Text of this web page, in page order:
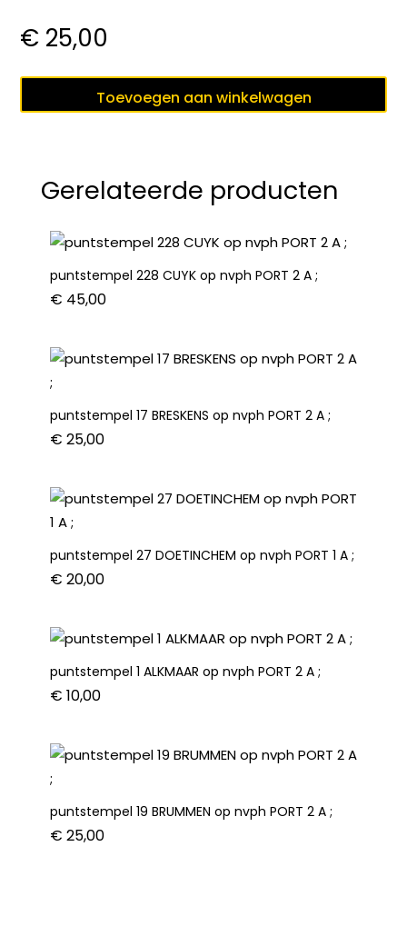
€ 25,00
118
PORT
cat.w.
€60,00
Toevoegen aan winkelwagen
Gerelateerde producten
puntstempel 228 CUYK op nvph PORT 2 A ;
€ 45,00
puntstempel 17 BRESKENS op nvph PORT 2 A ;
€ 25,00
puntstempel 27 DOETINCHEM op nvph PORT 1 A ;
€ 20,00
puntstempel 1 ALKMAAR op nvph PORT 2 A ;
€ 10,00
puntstempel 19 BRUMMEN op nvph PORT 2 A ;
€ 25,00